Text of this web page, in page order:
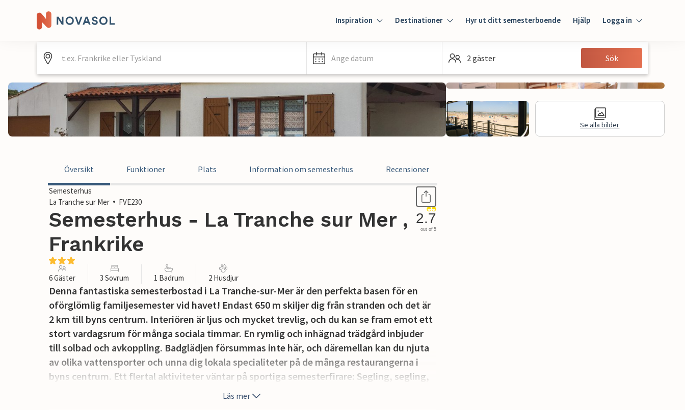
Inspiration Destinationer Hyr ut ditt semesterboende Hjälp Logga in
Gäst
Ange datum 2 gäster Sök
Se alla bilder
Översikt Funktioner Plats Information om semesterhus Recensioner
Semesterhus
La Tranche sur Mer
FVE230
Semesterhus - La Tranche sur Mer ,
Frankrike
2.7
out of 5
6 Gäster 3 Sovrum 1 Badrum 2 Husdjur
Denna fantastiska semesterbostad i La Tranche-sur-Mer är den perfekta basen för en
oförglömlig familjesemester vid havet! Endast 650 m skiljer dig från stranden och det är
2 km till byns centrum. Interiören är ljus och mycket trevlig, och du kan se fram emot ett
stort vardagsrum för många sociala timmar. En rymlig och inhägnad trädgård inbjuder
till solbad och avkoppling. Badglädjen försummas inte här, och däremellan kan du njuta
av olika vattensporter och unna dig lokala specialiteter på de många restaurangerna i
byns centrum. Ett flertal aktiviteter väntar på sportiga semesterfirare: Segling, segling,
glidning, paddling, golf (25 km) och tennis (3 km) eller underbara cykelturer på ett
Läs mer